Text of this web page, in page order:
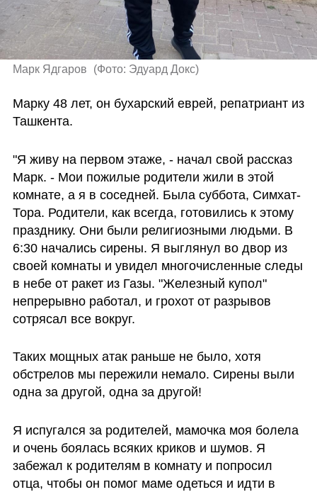
Марк Ядгаров (Фото: Эдуард Докс)
Марку 48 лет, он бухарский еврей, репатриант из
Ташкента.
"Я живу на первом этаже, - начал свой рассказ
Марк. - Мои пожилые родители жили в этой
комнате, а я в соседней. Была суббота, Симхат-
Тора. Родители, как всегда, готовились к этому
празднику. Они были религиозными людьми. В
6:30 начались сирены. Я выглянул во двор из
своей комнаты и увидел многочисленные следы
в небе от ракет из Газы. "Железный купол"
непрерывно работал, и грохот от разрывов
сотрясал все вокруг.
Таких мощных атак раньше не было, хотя
обстрелов мы пережили немало. Сирены выли
одна за другой, одна за другой!
Я испугался за родителей, мамочка моя болела
и очень боялась всяких криков и шумов. Я
забежал к родителям в комнату и попросил
отца, чтобы он помог маме одеться и идти в